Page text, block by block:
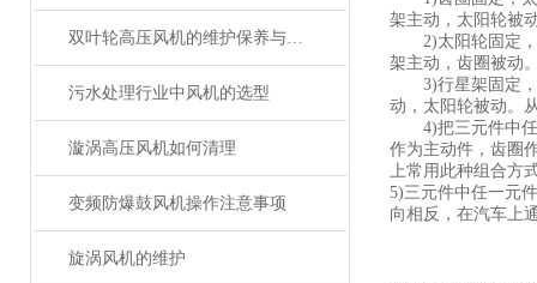
双叶轮高压风机的维护保养与故障排除
污水处理行业中风机的选型
漩涡高压风机如何清理
变频防爆鼓风机操作注意事项
旋涡风机的维护
架主动，太阳轮被
2)太阳轮固定，
架主动，齿圈被动
3)行星架固定，
动，太阳轮被动。
4)把三元件中任
作为主动件，齿圈
上常用此种组合方
5)三元件中任一元
向相反，在汽车上